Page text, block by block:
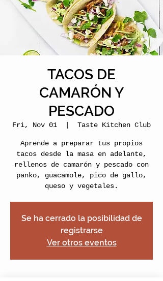
TACOS DE
CAMARÓN Y
PESCADO
Fri, Nov 01 Taste Kitchen Club
Aprende a preparar tus propios
tacos desde la masa en adelante,
rellenos de camarón y pescado con
panko, guacamole, pico de gallo,
queso y vegetales.
Se ha cerrado la posibilidad de
registrarse
Ver otros eventos